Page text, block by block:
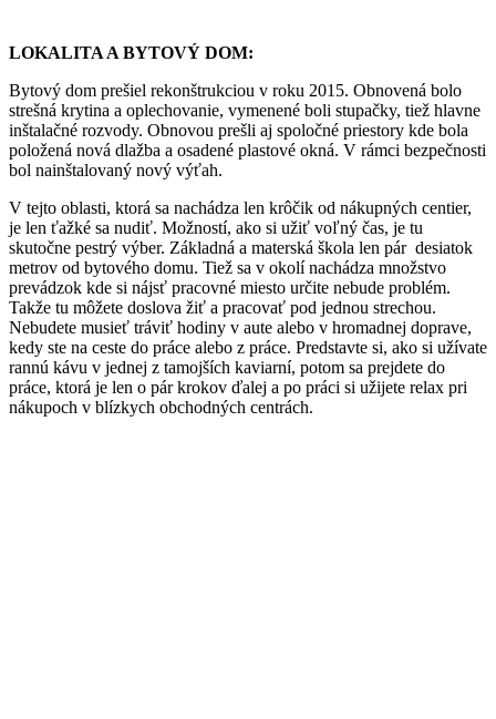
LOKALITA A BYTOVÝ DOM:
Bytový dom prešiel rekonštrukciou v roku 2015. Obnovená bolo
strešná krytina a oplechovanie, vymenené boli stupačky, tiež hlavne
inštalačné rozvody. Obnovou prešli aj spoločné priestory kde bola
položená nová dlažba a osadené plastové okná. V rámci bezpečnosti
bol nainštalovaný nový výťah.
V tejto oblasti, ktorá sa nachádza len krôčik od nákupných centier,
je len ťažké sa nudiť. Možností, ako si užiť voľný čas, je tu
skutočne pestrý výber. Základná a materská škola len pár desiatok
metrov od bytového domu. Tiež sa v okolí nachádza množstvo
prevádzok kde si nájsť pracovné miesto určite nebude problém.
Takže tu môžete doslova žiť a pracovať pod jednou strechou.
Nebudete musieť tráviť hodiny v aute alebo v hromadnej doprave,
kedy ste na ceste do práce alebo z práce. Predstavte si, ako si užívate
rannú kávu v jednej z tamojších kaviarní, potom sa prejdete do
práce, ktorá je len o pár krokov ďalej a po práci si užijete relax pri
nákupoch v blízkych obchodných centrách.